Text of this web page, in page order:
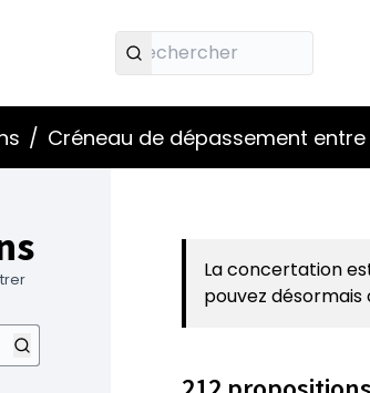
/ Créneau de dépassement
La concertation
pouvez